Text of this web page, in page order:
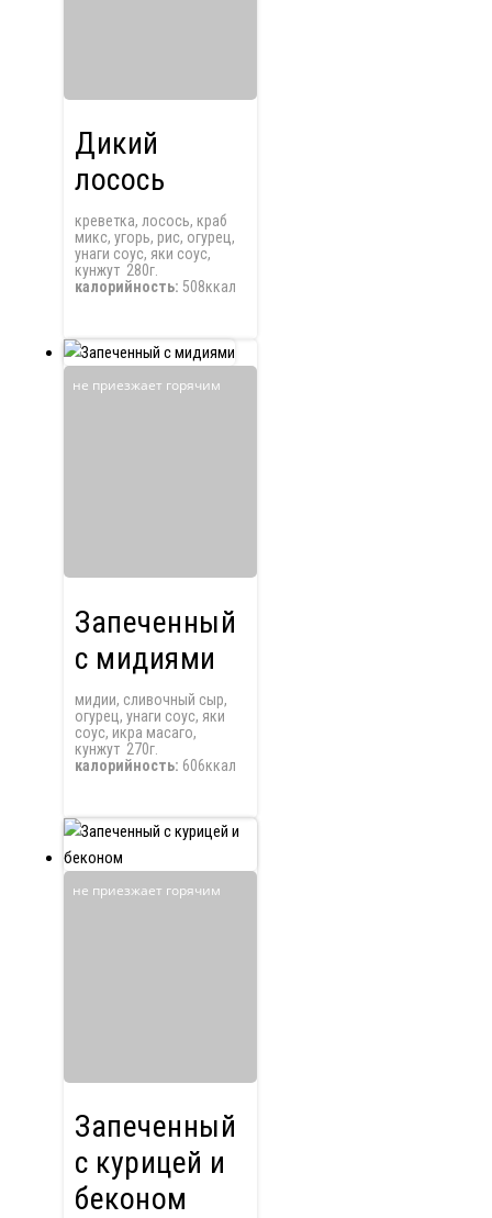
Дикий
лосось
креветка, лосось, краб
микс, угорь, рис, огурец,
унаги соус, яки соус,
кунжут 280г.
калорийность: 508ккал
не приезжает горячим
Запеченный
с мидиями
мидии, сливочный сыр,
огурец, унаги соус, яки
соус, икра масаго,
кунжут 270г.
калорийность: 606ккал
не приезжает горячим
Запеченный
с курицей и
беконом